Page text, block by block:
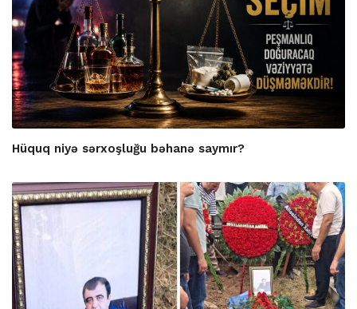
Hüquq niyə sərxoşluğu bəhanə saymır?